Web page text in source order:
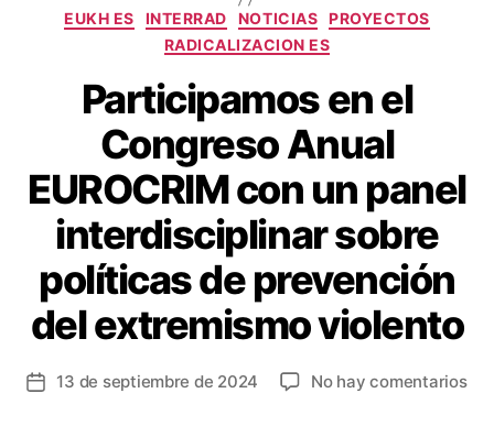
EUKH ES INTERRAD NOTICIAS PROYECTOS
RADICALIZACION ES
Participamos en el
Congreso Anual
EUROCRIM con un panel
interdisciplinar sobre
políticas de prevención
del extremismo violento
13 de septiembre de 2024 No hay comentarios